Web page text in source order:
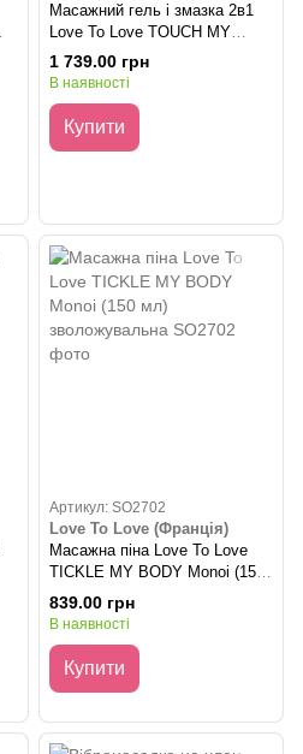
Масажний гель і змазка 2в1
Love To Love TOUCH MY
BODY Ylang-Ylang (100 мл)
зволожувальний
1 739.00 грн
В наявності
Купити
Артикул: SO2702
Love To Love (Франція)
Масажна піна Love To Love
TICKLE MY BODY Monoi (150
мл) зволожувальна
839.00 грн
В наявності
Купити